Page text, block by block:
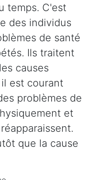
temps. C'est
des individus
de santé
Ils traitent
causes
il est courant
problèmes de
et
que la cause